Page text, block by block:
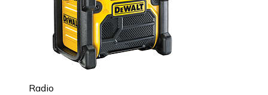
Radio